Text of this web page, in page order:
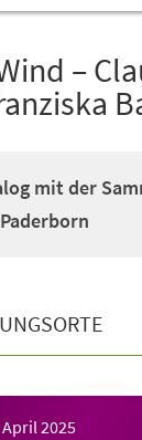
–
mit der
April 2025